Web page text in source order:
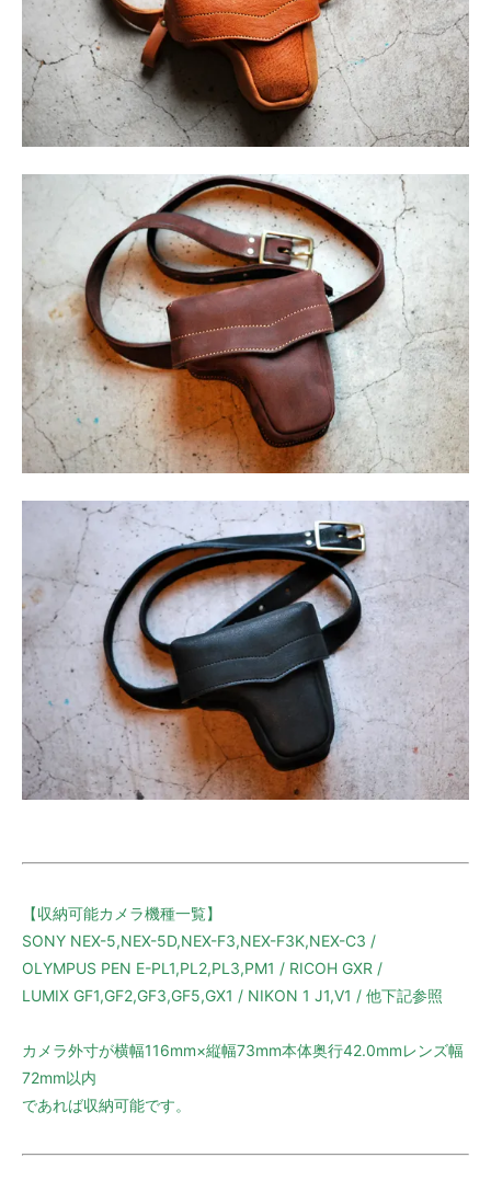
【収納可能カメラ機種一覧】
SONY NEX-5,NEX-5D,NEX-F3,NEX-F3K,NEX-C3 /
OLYMPUS PEN E-PL1,PL2,PL3,PM1 / RICOH GXR /
LUMIX GF1,GF2,GF3,GF5,GX1 / NIKON 1 J1,V1 / 他下記参照
カメラ外寸が横幅116mm×縦幅73mm本体奥行42.0mmレンズ幅
72mm以内
であれば収納可能です。